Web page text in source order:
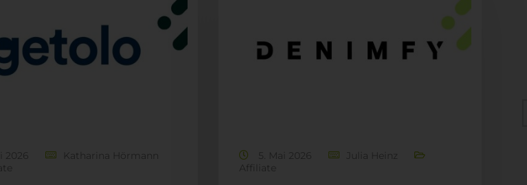
2026
Katharina Hörmann
5. Mai 2026
Julia Heinz
Affiliate